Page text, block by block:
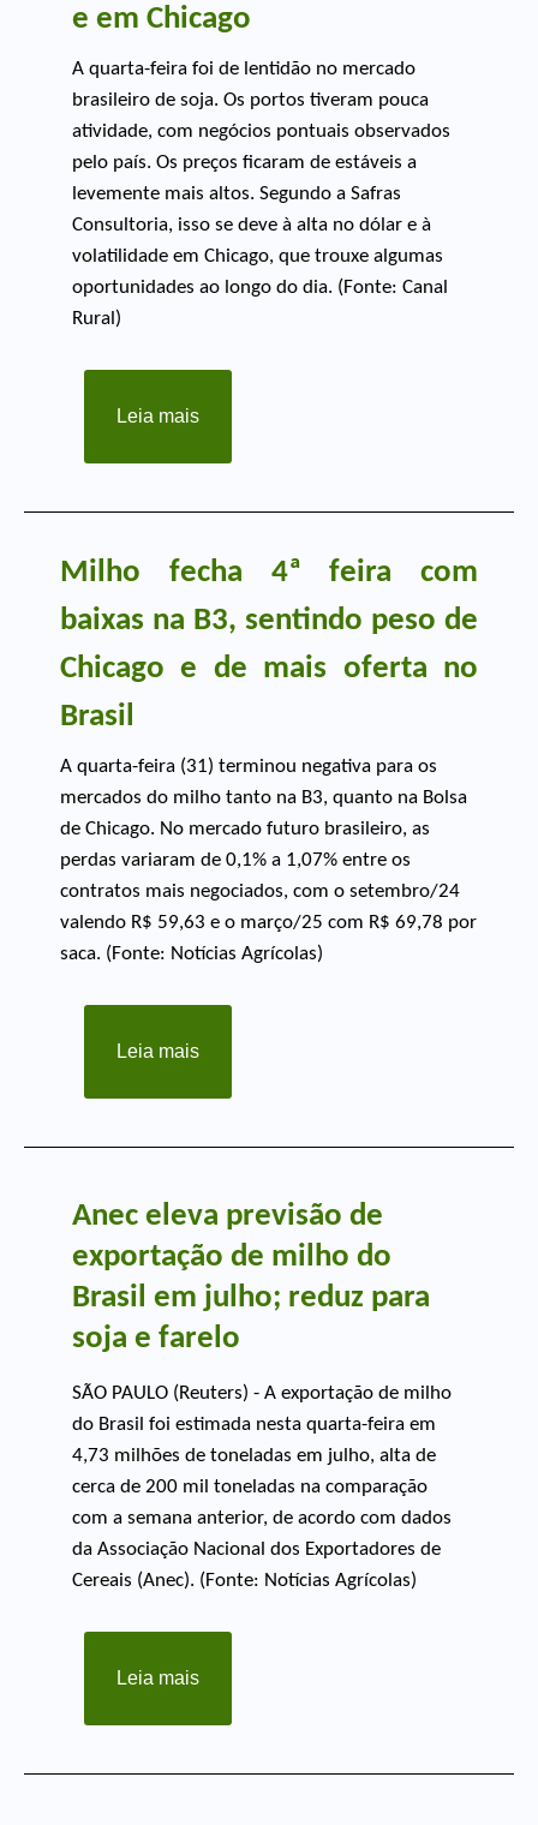
e em Chicago
A quarta-feira foi de lentidão no mercado
brasileiro de soja. Os portos tiveram pouca
atividade, com negócios pontuais observados
pelo país. Os preços ficaram de estáveis a
levemente mais altos. Segundo a Safras
Consultoria, isso se deve à alta no dólar e à
volatilidade em Chicago, que trouxe algumas
oportunidades ao longo do dia. (Fonte: Canal
Rural)
Leia mais
Milho fecha 4ª feira com
baixas na B3, sentindo peso de
Chicago e de mais oferta no
Brasil
A quarta-feira (31) terminou negativa para os
mercados do milho tanto na B3, quanto na Bolsa
de Chicago. No mercado futuro brasileiro, as
perdas variaram de 0,1% a 1,07% entre os
contratos mais negociados, com o setembro/24
valendo R$ 59,63 e o março/25 com R$ 69,78 por
saca. (Fonte: Notícias Agrícolas)
Leia mais
Anec eleva previsão de
exportação de milho do
Brasil em julho; reduz para
soja e farelo
SÃO PAULO (Reuters) - A exportação de milho
do Brasil foi estimada nesta quarta-feira em
4,73 milhões de toneladas em julho, alta de
cerca de 200 mil toneladas na comparação
com a semana anterior, de acordo com dados
da Associação Nacional dos Exportadores de
Cereais (Anec). (Fonte: Notícias Agrícolas)
Leia mais